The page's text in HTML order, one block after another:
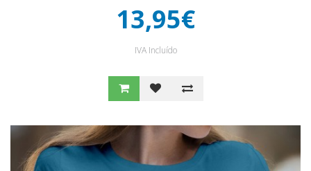
13,95€
IVA Incluído